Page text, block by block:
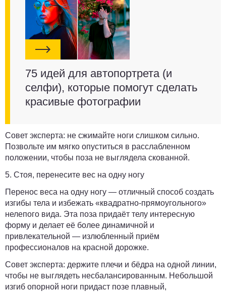
75 идей для автопортрета (и
селфи), которые помогут сделать
красивые фотографии
Совет эксперта: не сжимайте ноги слишком сильно.
Позвольте им мягко опуститься в расслабленном
положении, чтобы поза не выглядела скованной.
5. Стоя, перенесите вес на одну ногу
Перенос веса на одну ногу — отличный способ создать
изгибы тела и избежать «квадратно-прямоугольного»
нелепого вида. Эта поза придаёт телу интересную
форму и делает её более динамичной и
привлекательной — излюбленный приём
профессионалов на красной дорожке.
Совет эксперта: держите плечи и бёдра на одной линии,
чтобы не выглядеть несбалансированным. Небольшой
изгиб опорной ноги придаст позе плавный,